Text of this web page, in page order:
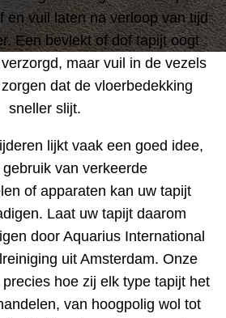
en vuil laten na verloop van tijd
Een bevlekt of dof tapijt oogt
maar vuil in de vezels
dat de vloerbedekking
sneller slijt.
lijkt vaak een goed idee,
van verkeerde
of apparaten kan uw tapijt
Laat uw tapijt daarom
door Aquarius International
uit Amsterdam. Onze
hoe zij elk type tapijt het
van hoogpolig wol tot